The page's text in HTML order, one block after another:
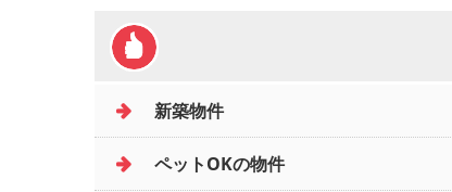
新築物件
ペットOKの物件